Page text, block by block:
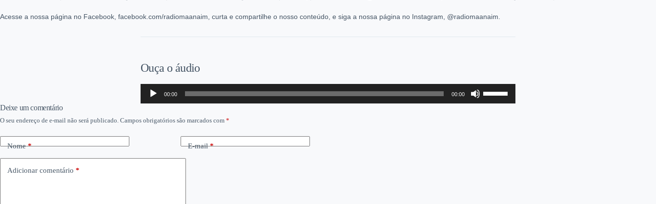
Acesse a nossa página no Facebook, facebook.com/radiomaanaim, curta e compartilhe o nosso conteúdo, e siga a nossa página no Instagram, @radiomaanaim.
Ouça o áudio
Tocador
áudio
00:00 00:00
as
setas
Deixe um comentário
O seu endereço de e-mail não será publicado. Campos obrigatórios são marcados com *
Nome* E-mail*
Adicionar comentário *